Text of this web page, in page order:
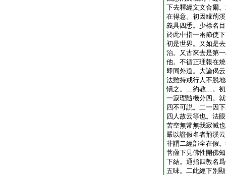
下去釋經文文合爾
在得意。初因縁荊
義具四悉。少標名
於此中指一兩節使
初是世界。又如是
治。又古來去是第
他。不循正理報在
即同外道。大論偈
法雖持戒行人不脱
愼之。二約教二。
一寂理隨機分四。
四不可説。二一因
四人故云等也。法
苦空無常無我寂滅
嚴以證假名者荊溪
非謂二經部全在假
菩薩下見佛性開佛
下結。通指四教名
五味。二此經下別